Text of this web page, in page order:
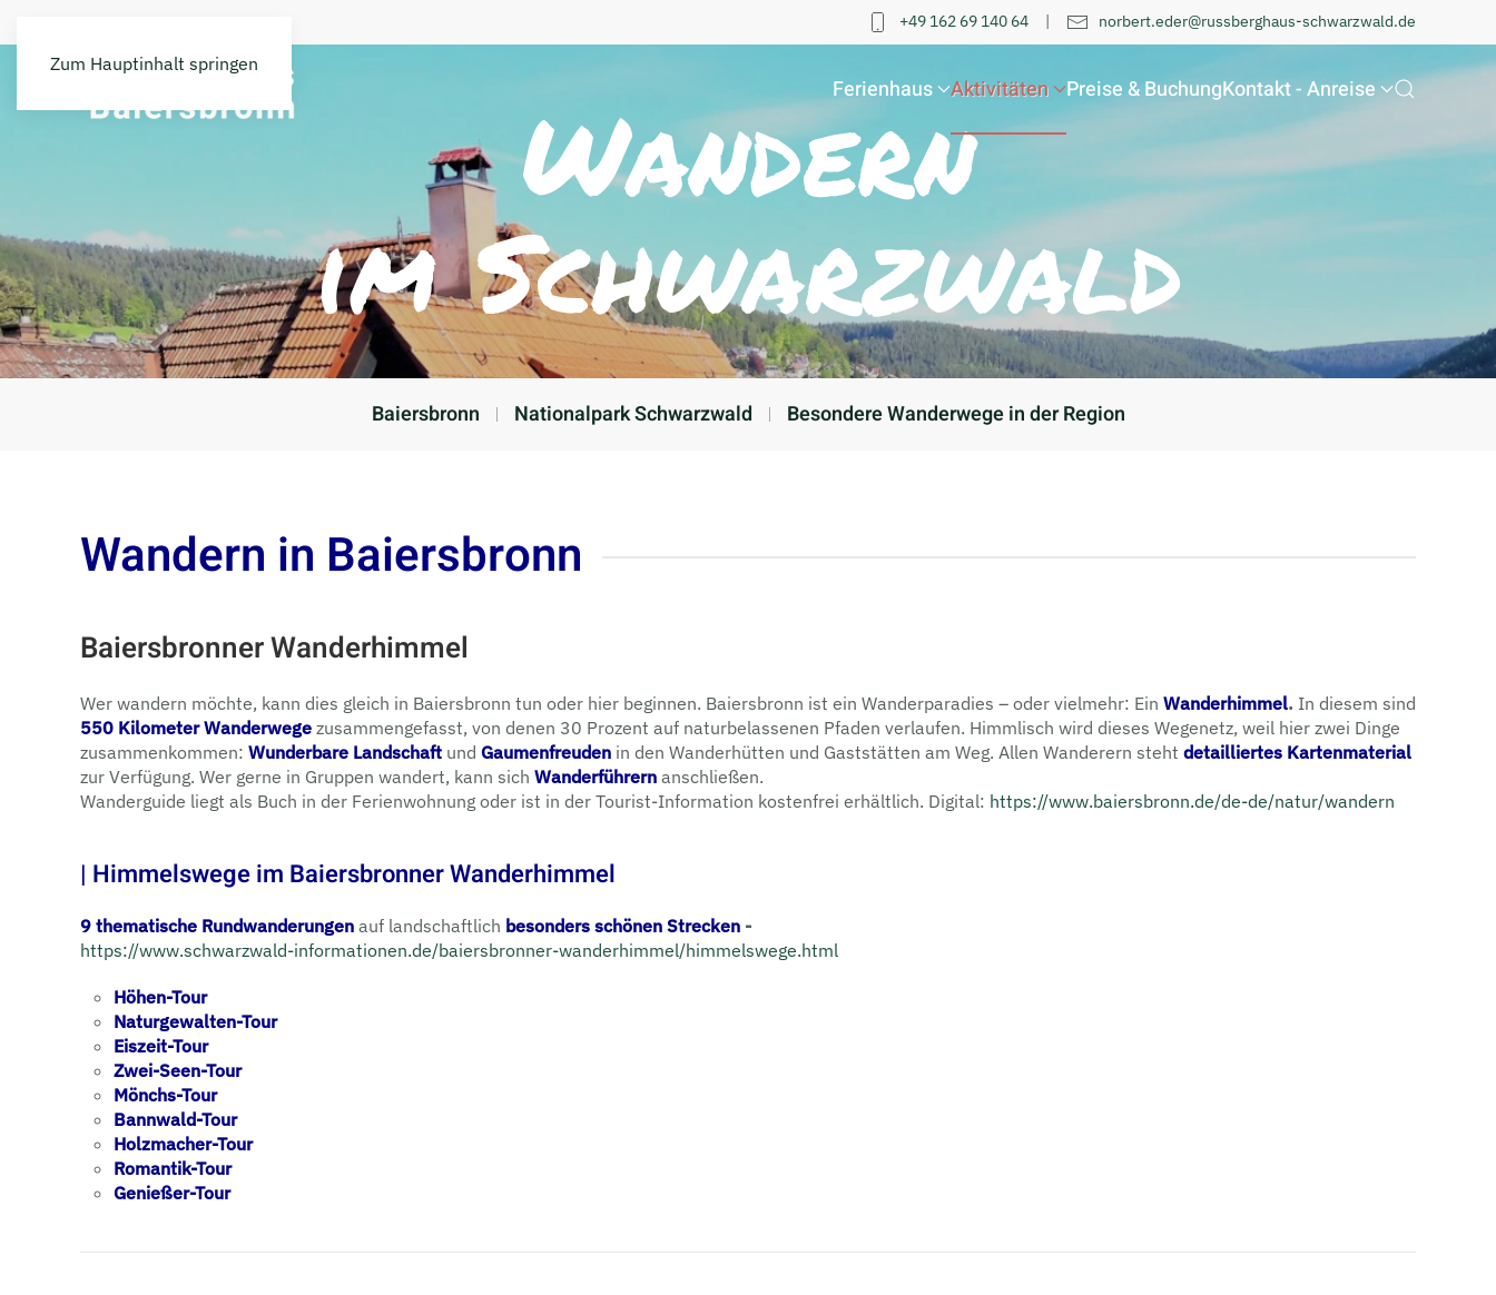
Zum Hauptinhalt springen
+49 162 69 140 64 | norbert.eder@russberghaus-schwarzwald.de
Ferienhaus Aktivitäten Preise & BuchungKontakt - Anreise
Wandern
im Schwarzwald
Baiersbronn Nationalpark Schwarzwald Besondere Wanderwege in der Region
Wandern in Baiersbronn
Baiersbronner Wanderhimmel
Wer wandern möchte, kann dies gleich in Baiersbronn tun oder hier beginnen. Baiersbronn ist ein Wanderparadies – oder vielmehr: Ein Wanderhimmel. In diesem sind
550 Kilometer Wanderwege zusammengefasst, von denen 30 Prozent auf natur­belassenen Pfaden verlaufen. Himmlisch wird dieses Wegenetz, weil hier zwei Dinge
zusammenkommen: Wunderbare Landschaft und Gaumenfreuden in den Wander­hütten und Gaststätten am Weg. Allen Wanderern steht detailliertes Kartenmaterial
zur Verfügung. Wer gerne in Gruppen wandert, kann sich Wanderführern anschließen.
Wanderguide liegt als Buch in der Ferienwohnung oder ist in der Tourist-Information kostenfrei erhältlich. Digital: https://www.baiersbronn.de/de-de/natur/wandern
| Himmelswege im Baiersbronner Wanderhimmel
9 thematische Rundwanderungen auf landschaftlich besonders schönen Strecken -
https://www.schwarzwald-informationen.de/baiersbronner-wanderhimmel/himmelswege.html
Höhen-Tour
Naturgewalten-Tour
Eiszeit-Tour
Zwei-Seen-Tour
Mönchs-Tour
Bannwald-Tour
Holzmacher-Tour
Romantik-Tour
Genießer-Tour